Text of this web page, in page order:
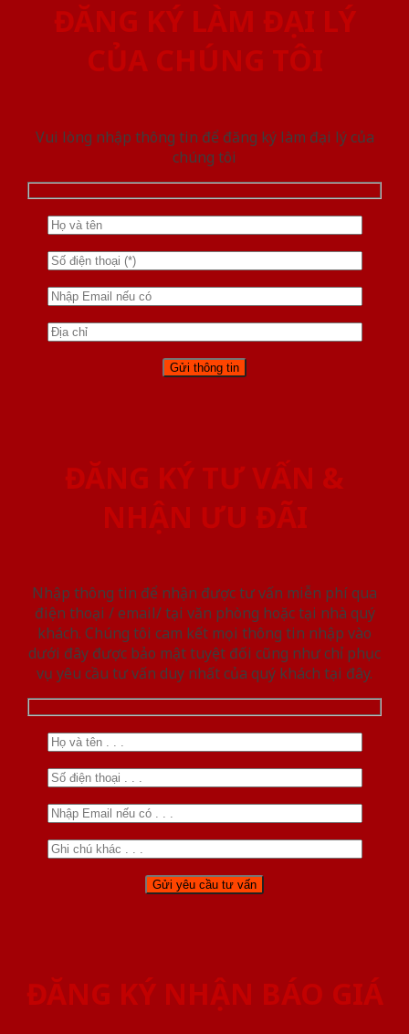
ĐĂNG KÝ LÀM ĐẠI LÝ
CỦA CHÚNG TÔI
Vui lòng nhập thông tin để đăng ký làm đại lý của
chúng tôi
ĐĂNG KÝ TƯ VẤN &
NHẬN ƯU ĐÃI
Nhập thông tin để nhận được tư vấn miễn phí qua
điện thoại / email/ tại văn phòng hoặc tại nhà quý
khách. Chúng tôi cam kết mọi thông tin nhập vào
dưới đây được bảo mật tuyệt đối cũng như chỉ phục
vụ yêu cầu tư vấn duy nhất của quý khách tại đây.
ĐĂNG KÝ NHẬN BÁO GIÁ